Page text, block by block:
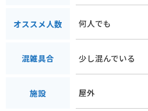
オススメ人数 何人でも
混雑具合 少し混んでいる
施設 屋外